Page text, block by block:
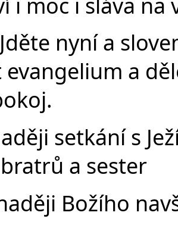
Jděte nyní a
evangelium a
setkání s
a sester
Božího